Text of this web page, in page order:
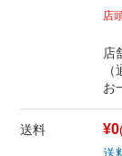
店
店
お
送料 ¥0
送